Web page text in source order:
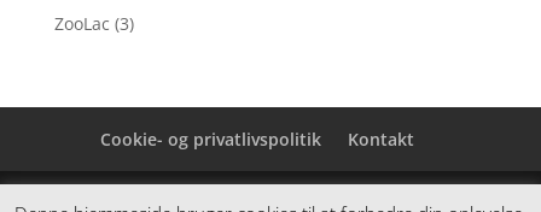
ZooLac (3)
Cookie- og privatlivspolitik Kontakt
Denne hjemmeside samler et bredt udvalg af